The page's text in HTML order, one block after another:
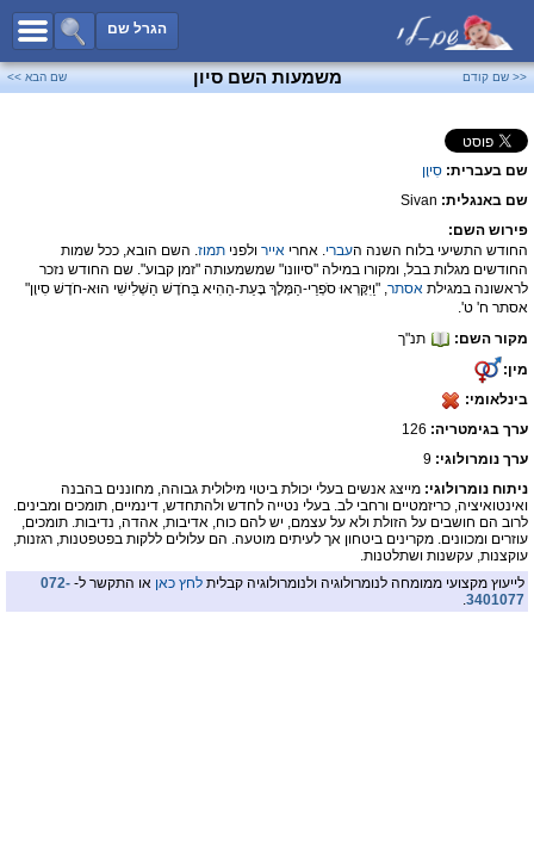
הגרל שם
כל השמות
שמות לבנים
שמות נדירים
קטגוריות
<< שם קודם משמעות השם סיון שם הבא >>
שם בעברית: סִיוָן
שם באנגלית: Sivan
פירוש השם:
החודש התשיעי בלוח השנה העברי. אחרי אייר ולפני תמוז. השם הובא, ככל שמות
החודשים מגלות בבל, ומקורו במילה "סיוונו" שמשמעותה "זמן קבוע". שם החודש נזכר
לראשונה במגילת אסתר, "וַיִּקָּרְאוּ סֹפְרֵי-הַמֶּלֶךְ בָּעֵת-הַהִיא בַּחֹדֶשׁ הַשְּׁלִישִׁי הוּא-חֹדֶשׁ סִיוָן"
אסתר ח' ט'.
מקור השם:
תנ"ך
מין:
בינלאומי:
ערך בגימטריה:
ערך נומרולוגי: 9
ניתוח נומרולוגי: מייצג אנשים בעלי יכולת ביטוי מילולית גבוהה, מחוננים בהבנה
ואינטואיציה, כריזמטיים ורחבי לב. בעלי נטייה לחדש ולהתחדש, דינמיים, תומכים ומבינים.
לרוב הם חושבים על הזולת ולא על עצמם, יש להם כוח, אדיבות, אהדה, נדיבות. תומכים,
עוזרים ומכוונים. מקרינים ביטחון אך לעיתים מוטעה. הם עלולים ללקות בפטפטנות, רגזנות,
עוקצנות, עקשנות ושתלטנות.
לייעוץ מקצועי ממומחה לנומרולוגיה ולנומרולוגיה קבלית לחץ כאן או התקשר ל- 072-
3401077
.